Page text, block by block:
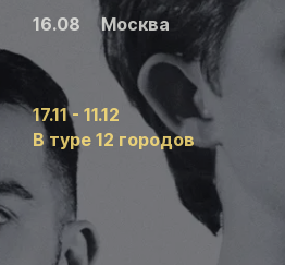
16.08 Москва
17.11 - 11.12
В туре 12 городов